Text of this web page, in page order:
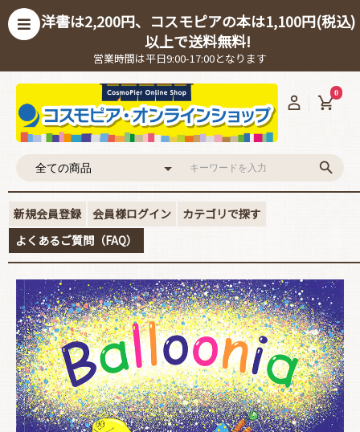
洋書は2,200円、コスモピアの本は1,100円(税込)
以上で送料無料!
営業時間は平日9:00-17:00となります
0
新規会員登録 会員様ログイン
カテゴリで探す
よくあるご質問（FAQ）